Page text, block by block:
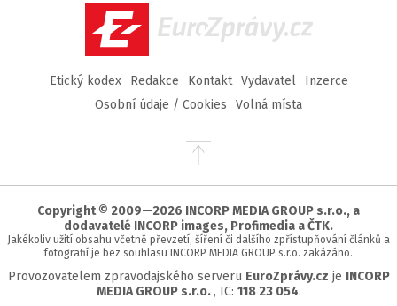
EuroZprávy.cz
Etický kodex Redakce Kontakt Vydavatel
Inzerce
Osobní údaje / Cookies
Volná místa
Přejít
stránky
Copyright © 2009—2026 INCORP MEDIA GROUP s.r.o., a
dodavatelé INCORP images, Profimedia a ČTK.
Jakékoliv užití obsahu včetně převzetí, šíření či dalšího zpřístupňování článků a
fotografií je bez souhlasu INCORP MEDIA GROUP s.r.o. zakázáno.
Provozovatelem zpravodajského serveru EuroZprávy.cz je INCORP
MEDIA GROUP s.r.o. , IC: 118 23 054.